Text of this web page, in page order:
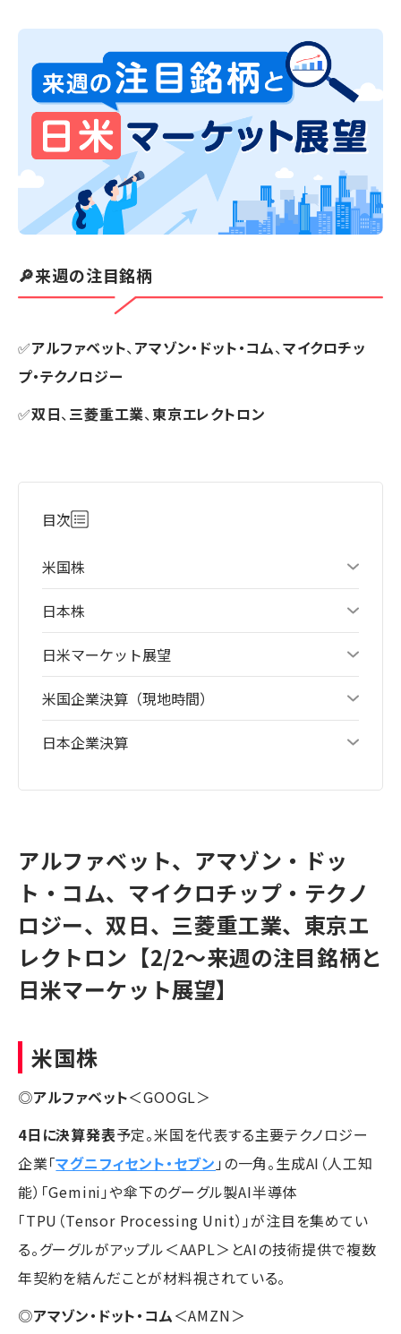
🔎来週の注目銘柄
✅アルファベット、アマゾン・ドット・コム、マイクロチッ
プ・テクノロジー
✅双日、三菱重工業、東京エレクトロン
目次
米国株
日本株
日米マーケット展望
米国企業決算（現地時間）
日本企業決算
アルファベット、アマゾン・ドッ
ト・コム、マイクロチップ・テクノ
ロジー、双日、三菱重工業、東京エ
レクトロン【2/2〜来週の注目銘柄と
日米マーケット展望】
米国株
◎アルファベット＜GOOGL＞
4日に決算発表予定。米国を代表する主要テクノロジー
企業「マグニフィセント・セブン 」の一角。生成AI（人工知
能）「Gemini」や傘下のグーグル製AI半導体
「TPU（Tensor Processing Unit）」が注目を集めてい
る。グーグルがアップル＜AAPL＞とAIの技術提供で複数
年契約を結んだことが材料視されている。
◎アマゾン・ドット・コム＜AMZN＞